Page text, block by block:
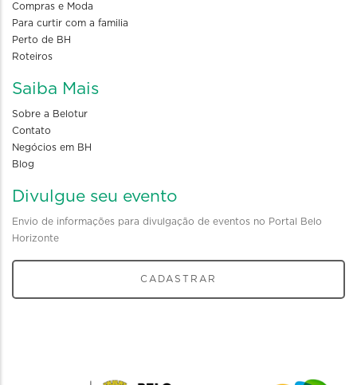
Compras e Moda
Para curtir com a familia
Perto de BH
Roteiros
Saiba Mais
Sobre a Belotur
Contato
Negócios em BH
Blog
Divulgue seu evento
Envio de informações para divulgação de eventos no Portal Belo
Horizonte
CADASTRAR